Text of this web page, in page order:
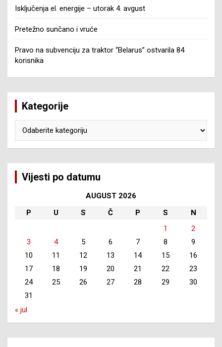
Isključenja el. energije – utorak 4. avgust
Pretežno sunčano i vruće
Pravo na subvenciju za traktor “Belarus” ostvarila 84
korisnika
Kategorije
Vijesti po datumu
AUGUST 2026
P
U S Č P S
N
1
2
3
4 5 6 7 8
9
10
11 12 13 14 15
16
17
18 19 20 21 22
23
24
25 26 27 28 29
30
31
« jul